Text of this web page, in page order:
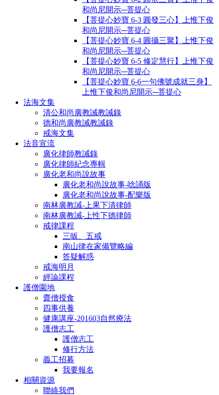
和尚尼開示─菩提心
【菩提心妙寶 6-3 圓發三心】上惟下俊
和尚尼開示─菩提心
【菩提心妙寶 6-4 圓攝三聚】上惟下俊
和尚尼開示─菩提心
【菩提心妙寶 6-5 修定慧行】上惟下俊
和尚尼開示─菩提心
【菩提心妙寶 6-6一句佛號成就三身】
上惟下俊和尚尼開示─菩提心
法海文集
清公和尚廣教誡教誡錄
德和尚廣教誡教誡錄
戒海文集
法音宣流
廣化律師教誡錄
廣化律師紀念專輯
廣化老和尚說故事
廣化老和尚說故事-唸誦版
廣化老和尚說故事-配樂版
南林廣教誡-上果下清律師
南林廣教誡-上性下德律師
戒律課程
三皈、五戒
南山律在家備覽略編
答疑解惑
戒海明月
經論課程
護僧園地
齋僧授食
四事供養
健康講座-201603自然療法
護僧志工
護僧志工
修行方法
義工招募
我要報名
相關資源
聯絡我們